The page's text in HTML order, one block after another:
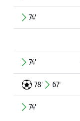
74'
74'
78' 67'
74'